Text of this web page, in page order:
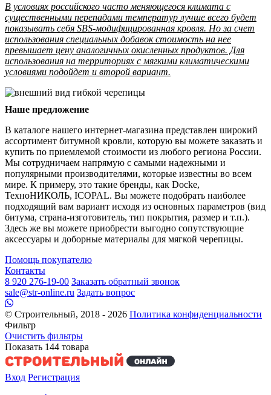
В условиях российского часто меняющегося климата с
существенными перепадами температур лучше всего будет
показывать себя SBS-модифицированная кровля. Но за счет
использования специальных добавок стоимость на нее
превышает цену аналогичных окисленных продуктов. Для
использования на территориях с мягкими климатическими
условиями подойдет и второй вариант.
Наше предложение
В каталоге нашего интернет-магазина представлен широкий
ассортимент битумной кровли, которую вы можете заказать и
купить по приемлемой стоимости из любого региона России.
Мы сотрудничаем напрямую с самыми надежными и
популярными производителями, которые известны во всем
мире. К примеру, это такие бренды, как Docke,
ТехноНИКОЛЬ, ICOPAL. Вы можете подобрать наиболее
подходящий вам вариант исходя из основных параметров (вид
битума, страна-изготовитель, тип покрытия, размер и т.п.).
Здесь же вы можете приобрести выгодно сопутствующие
аксессуары и доборные материалы для мягкой черепицы.
Помощь покупателю
Контакты
8 920 276-19-00 Заказать обратный звонок
sale@str-online.ru Задать вопрос
© Строительный, 2018 - 2026 Политика конфиденциальности
Фильтр
Очистить фильтры
Показать 144 товара
Вход Регистрация